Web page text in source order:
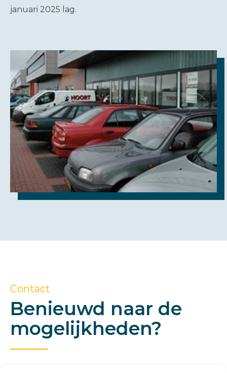
januari 2025 lag.
Contact
Benieuwd naar de
mogelijkheden?